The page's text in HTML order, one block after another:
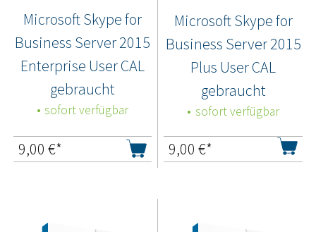
Microsoft Skype for
Business Server 2015
Enterprise User CAL
gebraucht
sofort verfügbar
9,00 €*
Microsoft Skype for
Business Server 2015
Plus User CAL
gebraucht
sofort verfügbar
9,00 €*